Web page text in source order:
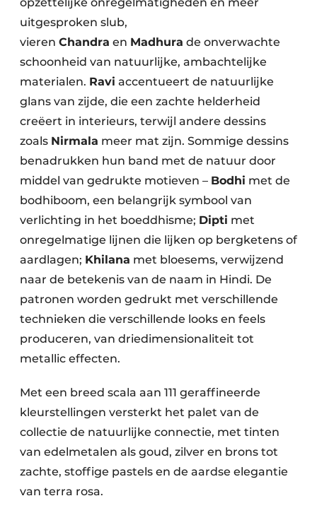
opzettelijke onregelmatigheden en meer
uitgesproken slub,
vieren Chandra en Madhura de onverwachte
schoonheid van natuurlijke, ambachtelijke
materialen. Ravi accentueert de natuurlijke
glans van zijde, die een zachte helderheid
creëert in interieurs, terwijl andere dessins
zoals Nirmala meer mat zijn. Sommige dessins
benadrukken hun band met de natuur door
middel van gedrukte motieven – Bodhi met de
bodhiboom, een belangrijk symbool van
verlichting in het boeddhisme; Dipti met
onregelmatige lijnen die lijken op bergketens of
aardlagen; Khilana met bloesems, verwijzend
naar de betekenis van de naam in Hindi. De
patronen worden gedrukt met verschillende
technieken die verschillende looks en feels
produceren, van driedimensionaliteit tot
metallic effecten.
Met een breed scala aan 111 geraffineerde
kleurstellingen versterkt het palet van de
collectie de natuurlijke connectie, met tinten
van edelmetalen als goud, zilver en brons tot
zachte, stoffige pastels en de aardse elegantie
van terra rosa.